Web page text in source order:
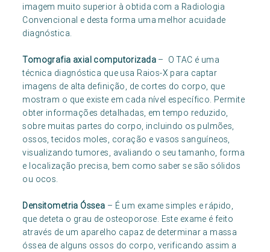
imagem muito superior à obtida com a Radiologia
Convencional e desta forma uma melhor acuidade
diagnóstica.
Tomografia axial computorizada– O TAC é uma
técnica diagnóstica que usa Raios-X para captar
imagens de alta definição, de cortes do corpo, que
mostram o que existe em cada nível específico. Permite
obter informações detalhadas, em tempo reduzido,
sobre muitas partes do corpo, incluindo os pulmões,
ossos, tecidos moles, coração e vasos sanguíneos,
visualizando tumores, avaliando o seu tamanho, forma
e localização precisa, bem como saber se são sólidos
ou ocos.
Densitometria Óssea – É um exame simples e rápido,
que deteta o grau de osteoporose. Este exame é feito
através de um aparelho capaz de determinar a massa
óssea de alguns ossos do corpo, verificando assim a